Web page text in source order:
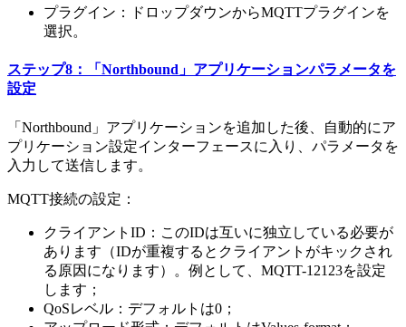
プラグイン：ドロップダウンからMQTTプラグインを
選択。
ステップ8：「Northbound」アプリケーションパラメータを
設定
「Northbound」アプリケーションを追加した後、自動的にア
プリケーション設定インターフェースに入り、パラメータを
入力して送信します。
MQTT接続の設定：
クライアントID：このIDは互いに独立している必要が
あります（IDが重複するとクライアントがキックされ
る原因になります）。例として、MQTT-12123を設定
します；
QoSレベル：デフォルトは0；